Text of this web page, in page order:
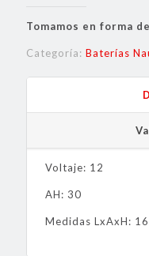
Tomamos en forma
Categoría: Baterías
Voltaje: 12
AH: 30
Medidas LxAxH: